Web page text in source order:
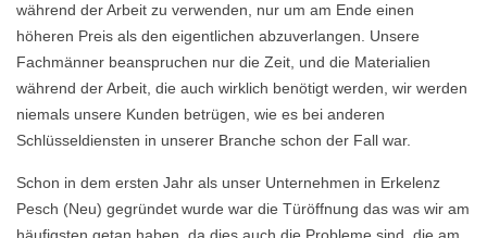
während der Arbeit zu verwenden, nur um am Ende einen
höheren Preis als den eigentlichen abzuverlangen. Unsere
Fachmänner beanspruchen nur die Zeit, und die Materialien
während der Arbeit, die auch wirklich benötigt werden, wir werden
niemals unsere Kunden betrügen, wie es bei anderen
Schlüsseldiensten in unserer Branche schon der Fall war.
Schon in dem ersten Jahr als unser Unternehmen in Erkelenz
Pesch (Neu) gegründet wurde war die Türöffnung das was wir am